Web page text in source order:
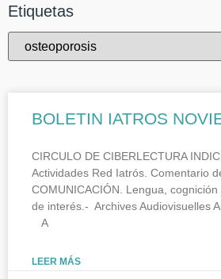
Etiquetas
BOLETIN IATROS
CIRCULO DE CIBERLECTURA
Actividades Red Iatrós. Comentario
COMUNICACIÓN. Lengua,
de interés.- Archives Audiovisuelles
A
LEER MÁS